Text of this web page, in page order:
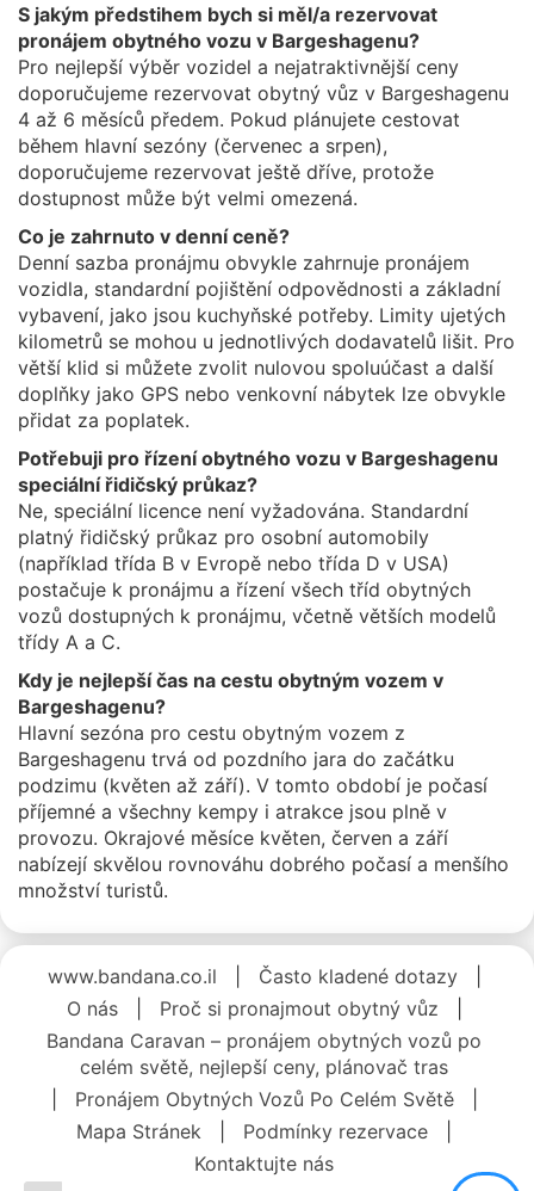
S jakým předstihem bych si měl/a rezervovat
pronájem obytného vozu v Bargeshagenu?
Pro nejlepší výběr vozidel a nejatraktivnější ceny
doporučujeme rezervovat obytný vůz v Bargeshagenu
4 až 6 měsíců předem. Pokud plánujete cestovat
během hlavní sezóny (červenec a srpen),
doporučujeme rezervovat ještě dříve, protože
dostupnost může být velmi omezená.
Co je zahrnuto v denní ceně?
Denní sazba pronájmu obvykle zahrnuje pronájem
vozidla, standardní pojištění odpovědnosti a základní
vybavení, jako jsou kuchyňské potřeby. Limity ujetých
kilometrů se mohou u jednotlivých dodavatelů lišit. Pro
větší klid si můžete zvolit nulovou spoluúčast a další
doplňky jako GPS nebo venkovní nábytek lze obvykle
přidat za poplatek.
Potřebuji pro řízení obytného vozu v Bargeshagenu
speciální řidičský průkaz?
Ne, speciální licence není vyžadována. Standardní
platný řidičský průkaz pro osobní automobily
(například třída B v Evropě nebo třída D v USA)
postačuje k pronájmu a řízení všech tříd obytných
vozů dostupných k pronájmu, včetně větších modelů
třídy A a C.
Kdy je nejlepší čas na cestu obytným vozem v
Bargeshagenu?
Hlavní sezóna pro cestu obytným vozem z
Bargeshagenu trvá od pozdního jara do začátku
podzimu (květen až září). V tomto období je počasí
příjemné a všechny kempy i atrakce jsou plně v
provozu. Okrajové měsíce květen, červen a září
nabízejí skvělou rovnováhu dobrého počasí a menšího
množství turistů.
www.bandana.co.il Často kladené dotazy
O nás
Proč si pronajmout obytný vůz
Bandana Caravan – pronájem obytných vozů po
celém světě, nejlepší ceny, plánovač tras
Pronájem Obytných Vozů Po Celém Světě
Mapa Stránek
Podmínky rezervace
Kontaktujte nás